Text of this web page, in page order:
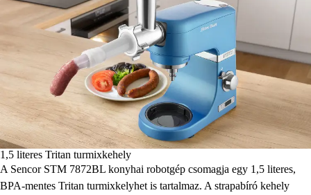
1,5 literes Tritan turmixkehely
A Sencor STM 7872BL konyhai robotgép csomagja egy 1,5 literes,
BPA-mentes Tritan turmixkelyhet is tartalmaz. A strapabíró kehely